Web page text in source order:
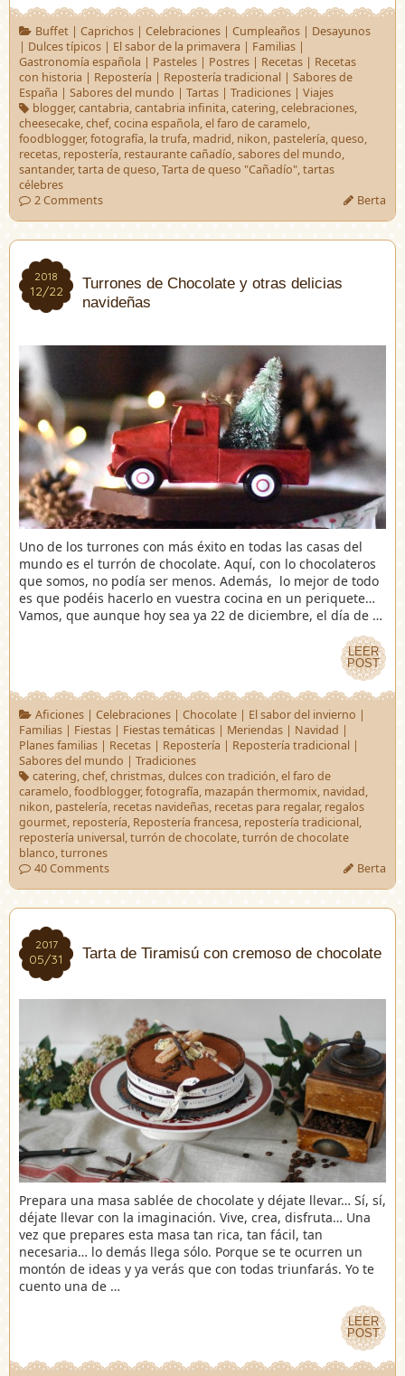
Buffet| Caprichos| Celebraciones| Cumpleaños| Desayunos
| Dulces típicos | El sabor de la primavera | Familias |
Gastronomía española | Pasteles | Postres | Recetas | Recetas
con historia | Repostería | Repostería tradicional | Sabores de
España | Sabores del mundo | Tartas | Tradiciones | Viajes
blogger,cantabria,cantabria infinita,catering,celebraciones,
cheesecake,chef,cocina española,el faro de caramelo,
foodblogger,fotografía, la trufa, madrid, nikon, pastelería,queso,
recetas, repostería, restaurante cañadío,sabores del mundo,
santander,tarta de queso,Tarta de queso "Cañadío",tartas
célebres
2 Comments
Berta
2018
12/22
2018
12/22
Turrones de Chocolate y otras delicias
navideñas
Uno de los turrones con más éxito en todas las casas del
mundo es el turrón de chocolate. Aquí, con lo chocolateros
que somos, no podía ser menos. Además, lo mejor de todo
es que podéis hacerlo en vuestra cocina en un periquete…
Vamos, que aunque hoy sea ya 22 de diciembre, el día de …
LEER
POST
LEER
POST
Aficiones| Celebraciones| Chocolate| El sabor del invierno |
Familias | Fiestas | Fiestas temáticas | Meriendas | Navidad |
Planes familias | Recetas | Repostería | Repostería tradicional |
Sabores del mundo | Tradiciones
catering,chef,christmas,dulces con tradición,el faro de
caramelo,foodblogger,fotografía, mazapán thermomix, navidad,
nikon, pastelería, recetas navideñas, recetas para regalar, regalos
gourmet, repostería, Repostería francesa, repostería tradicional,
repostería universal,turrón de chocolate,turrón de chocolate
blanco,turrones
40 Comments
Berta
2017
05/31
2017
05/31 Tarta de Tiramisú con cremoso de chocolate
Prepara una masa sablée de chocolate y déjate llevar… Sí, sí,
déjate llevar con la imaginación. Vive, crea, disfruta… Una
vez que prepares esta masa tan rica, tan fácil, tan
necesaria… lo demás llega sólo. Porque se te ocurren un
montón de ideas y ya verás que con todas triunfarás. Yo te
cuento una de …
LEER
POST
LEER
POST